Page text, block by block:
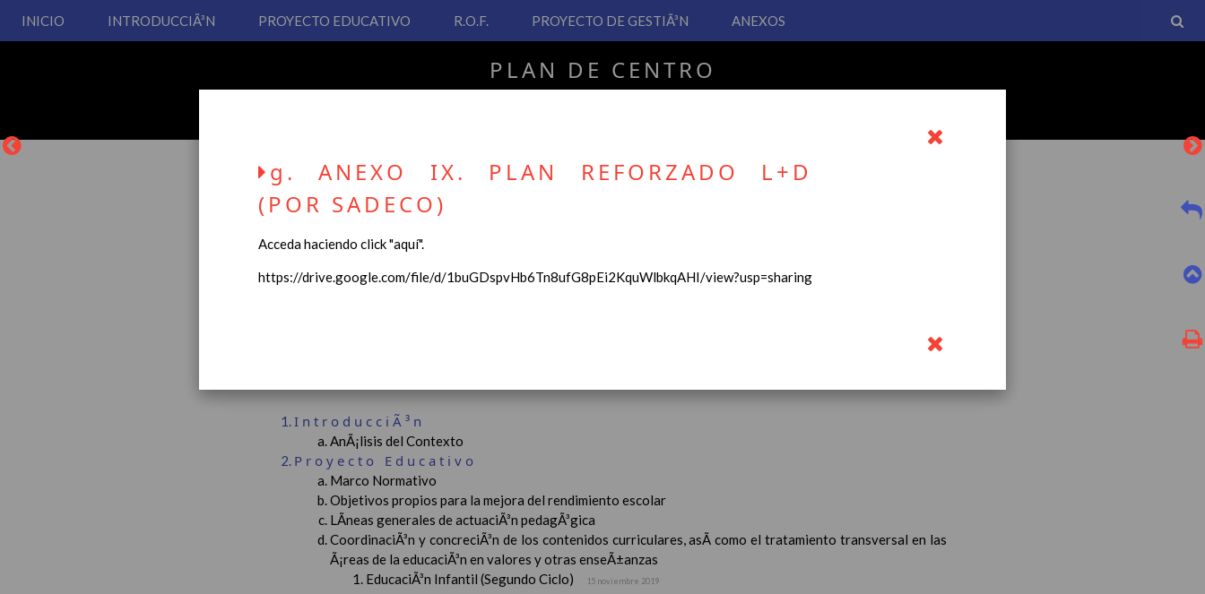
INICIO INTRODUCCIÃ³N PROYECTO EDUCATIVO R.O.F. PROYECTO DE GESTIÃ³N ANEXOS
PLAN DE CENTRO
La entrada en vigor del Real Decreto 126/2014, de 28 de febrero, por el que se establece el currículo básico de la
Educación Primaria, se ha hecho necesario la revisión y adecuación de nuestro Plan de Centro a esta normativa, el
IntroducciÃ³n
AnÃ¡lisis del Contexto
Proyecto Educativo
Marco Normativo
Objetivos propios para la mejora del rendimiento escolar
LÃ­neas generales de actuaciÃ³n pedagÃ³gica
CoordinaciÃ³n y concreciÃ³n de los contenidos curriculares, asÃ­ como el tratamiento transversal en las
Ã¡reas de la educaciÃ³n en valores y otras enseÃ±anzas
EducaciÃ³n Infantil (Segundo Ciclo)
15 noviembre 2019
g. ANEXO IX. PLAN REFORZADO L+D
(POR SADECO)
Acceda haciendo click "aquí".
https://drive.google.com/file/d/1buGDspvHb6Tn8ufG8pEi2KquWlbkqAHI/view?usp=sharing